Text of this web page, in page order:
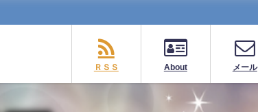
ＲＳＳ About メール